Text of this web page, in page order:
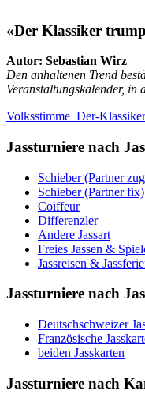
«Der Klassiker
Autor: Sebastian Wirz
Den anhaltenen Trend
Veranstaltungskalender,
Volksstimme_Der-
Jassturniere nach
Schieber (Partner
Schieber (Partner fix)
Coiffeur
Differenzler
Andere Jassart
Freies Jassen &
Jassreisen &
Jassturniere nach
Deutschschweizer
Französische
beiden Jasskarten
Jassturniere nach